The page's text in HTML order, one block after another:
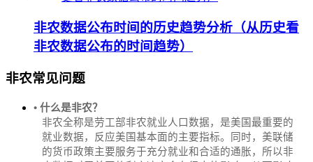
非农数据公布时间的历史趋势分析（从历史看
非农数据公布的时间趋势）
非农常见问题
• 什么是非农？
非农全称是劳工部非农就业人口数据，是美国最重要的
就业数据，反应美国基本面的主要指标。同时，美联储
的货币政策主要服务于充分就业和合适的通胀，所以非